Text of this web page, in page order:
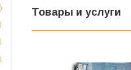
Товары и услуги